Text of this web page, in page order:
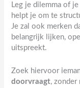
Leg je dilemma of
helpt je om te
Je zal ook merken
belangrijk lijken,
uitspreekt.
Zoek hiervoor
doorvraagt, zonder